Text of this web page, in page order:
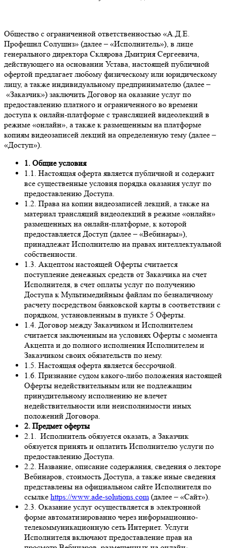
Общество с ограниченной ответственностью «А.Д.Е.
Профешнл Солушнз» (далее – «Исполнитель»), в лице
генерального директора Склярова Дмитрия Сергеевича,
действующего на основании Устава, настоящей публичной
офертой предлагает любому физическому или юридическому
лицу, а также индивидуальному предпринимателю (далее –
«Заказчик») заключить Договор на оказание услуг по
предоставлению платного и ограниченного во времени
доступа к онлайн-платформе с трансляцией видеолекций в
режиме «онлайн», а также к размещенным на платформе
копиям видеозаписей лекций на определенную тему (далее –
«Доступ»).
1. Общие условия
1.1. Настоящая оферта является публичной и содержит
все существенные условия порядка оказания услуг по
предоставлению Доступа.
1.2. Права на копии видеозаписей лекций, а также на
материал трансляций видеолекций в режиме «онлайн»
размещенных на онлайн-платформе, к которой
предоставляется Доступ (далее – «Вебинары»),
принадлежат Исполнителю на правах интеллектуальной
собственности.
1.3. Акцептом настоящей Оферты считается
поступление денежных средств от Заказчика на счет
Исполнителя, в счет оплаты услуг по получению
Доступа к Мультимедийным файлам по безналичному
расчету посредством банковской карты в соответствии с
порядком, установленным в пункте 5 Оферты.
1.4. Договор между Заказчиком и Исполнителем
считается заключенным на условиях Оферты с момента
Акцепта и до полного исполнения Исполнителем и
Заказчиком своих обязательств по нему.
1.5. Настоящая оферта является бессрочной.
1.6. Признание судом какого-либо положения настоящей
Оферты недействительным или не подлежащим
принудительному исполнению не влечет
недействительности или неисполнимости иных
положений Договора.
2. Предмет оферты
2.1. Исполнитель обязуется оказать, а Заказчик
обязуется принять и оплатить Исполнителю услуги по
предоставлению Доступа.
2.2. Название, описание содержания, сведения о лекторе
Вебинаров, стоимость Доступа, а также иные сведения
представлены на официальном сайте Исполнителя по
ссылке https://www.ade-solutions.com(далее – «Сайт»).
2.3. Оказание услуг осуществляется в электронной
форме автоматизированно через информационно-
телекоммуникационную сеть Интернет. Услуги
Исполнителя включают предоставление прав на